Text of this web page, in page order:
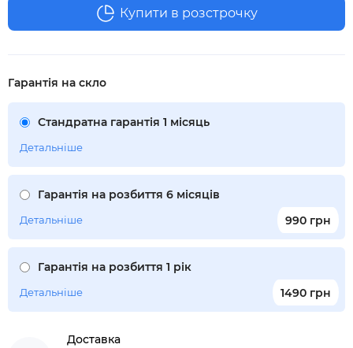
Купити в розстрочку
Гарантія на скло
Стандратна гарантія 1 місяць
Детальніше
Гарантія на розбиття 6 місяців
990 грн
Детальніше
Гарантія на розбиття 1 рік
1490 грн
Детальніше
Доставка